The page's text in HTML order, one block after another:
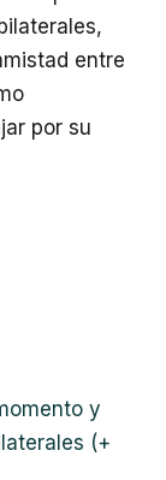
entre
por su
y
(+